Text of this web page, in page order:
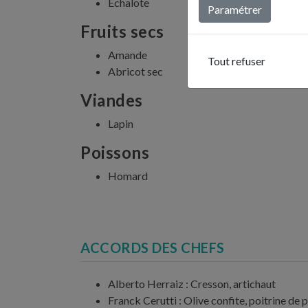
Fruits secs
Amande
Abricot sec
Viandes
Lapin
Poissons
Homard
ACCORDS DES CHEFS
Alberto Herraiz : Cresson, artichaut
Franck Cerutti : Olive confite, poitrine de
Paramétrer
Tout refuser